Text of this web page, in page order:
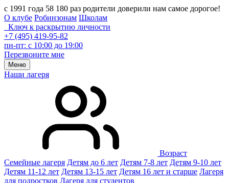
с 1991 года 58 180 раз родители доверили нам самое дорогое!
О клубе Робинзонам Школам
Ключ к раскрытию личности
+7 (495) 419-95-82
пн-пт: с 10:00 до 19:00
Перезвоните мне
Меню
Наши лагеря
Возраст
Семейные лагеря Детям до 6 лет Детям 7-8 лет Детям 9-10 лет
Детям 11-12 лет Детям 13-15 лет Детям 16 лет и старше Лагеря
для подростков Лагеря для студентов